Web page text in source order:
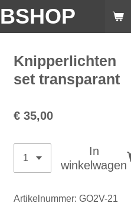
BSHOP
Knipperlichten
set transparant
€ 35,00
In
winkelwagen
Artikelnummer: GO2V-21